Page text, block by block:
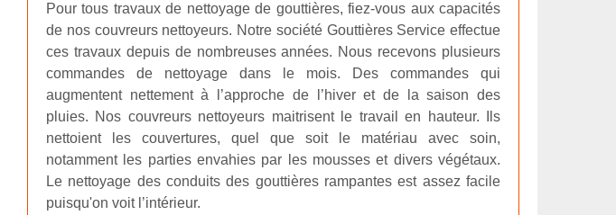
Pour tous travaux de nettoyage de gouttières, fiez-vous aux capacités
de nos couvreurs nettoyeurs. Notre société Gouttières Service effectue
ces travaux depuis de nombreuses années. Nous recevons plusieurs
commandes de nettoyage dans le mois. Des commandes qui
augmentent nettement à l’approche de l’hiver et de la saison des
pluies. Nos couvreurs nettoyeurs maitrisent le travail en hauteur. Ils
nettoient les couvertures, quel que soit le matériau avec soin,
notamment les parties envahies par les mousses et divers végétaux.
Le nettoyage des conduits des gouttières rampantes est assez facile
puisqu'on voit l’intérieur.